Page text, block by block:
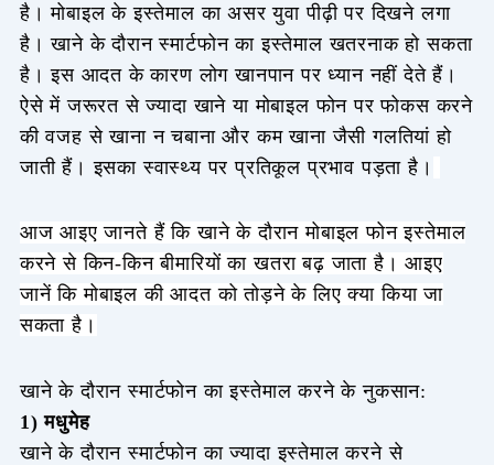
है। मोबाइल के इस्तेमाल का असर युवा पीढ़ी पर दिखने लगा
है। खाने के दौरान स्मार्टफोन का इस्तेमाल खतरनाक हो सकता
है। इस आदत के कारण लोग खानपान पर ध्यान नहीं देते हैं।
ऐसे में जरूरत से ज्यादा खाने या मोबाइल फोन पर फोकस करने
की वजह से खाना न चबाना और कम खाना जैसी गलतियां हो
जाती हैं। इसका स्वास्थ्य पर प्रतिकूल प्रभाव पड़ता है।
आज आइए जानते हैं कि खाने के दौरान मोबाइल फोन इस्तेमाल
करने से किन-किन बीमारियों का खतरा बढ़ जाता है। आइए
जानें कि मोबाइल की आदत को तोड़ने के लिए क्या किया जा
सकता है।
खाने के दौरान स्मार्टफोन का इस्तेमाल करने के नुकसान:
1) मधुमेह
खाने के दौरान स्मार्टफोन का ज्यादा इस्तेमाल करने से